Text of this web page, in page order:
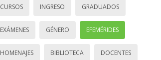
CURSOS INGRESO GRADUADOS
EXÁMENES GÉNERO EFEMÉRIDES
HOMENAJES BIBLIOTECA DOCENTES